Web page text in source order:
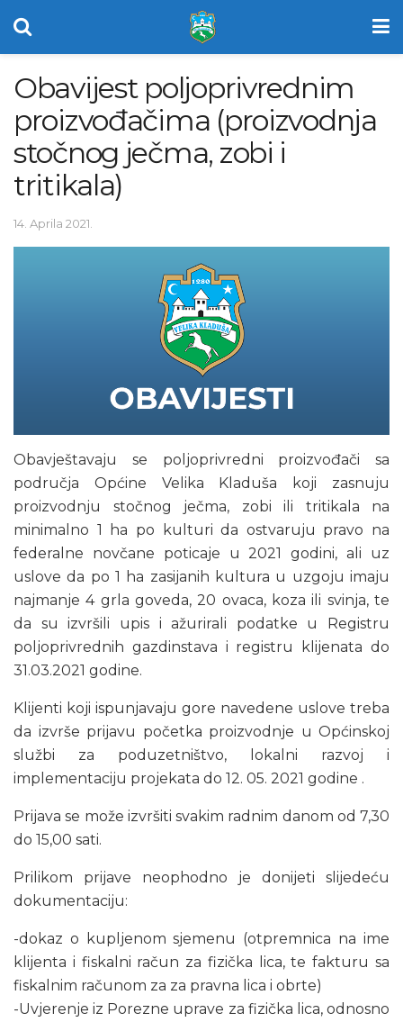
Obavijest poljoprivrednim
proizvođačima (proizvodnja
stočnog ječma, zobi i
tritikala)
14. Aprila 2021.
Obavještavaju se poljoprivredni proizvođači sa
područja Općine Velika Kladuša koji zasnuju
proizvodnju stočnog ječma, zobi ili tritikala na
minimalno 1 ha po kulturi da ostvaruju pravo na
federalne novčane poticaje u 2021 godini, ali uz
uslove da po 1 ha zasijanih kultura u uzgoju imaju
najmanje 4 grla goveda, 20 ovaca, koza ili svinja, te
da su izvršili upis i ažurirali podatke u Registru
poljoprivrednih gazdinstava i registru klijenata do
31.03.2021 godine.
Klijenti koji ispunjavaju gore navedene uslove treba
da izvrše prijavu početka proizvodnje u Općinskoj
službi za poduzetništvo, lokalni razvoj i
implementaciju projekata do 12. 05. 2021 godine .
Prijava se može izvršiti svakim radnim danom od 7,30
do 15,00 sati.
Prilikom prijave neophodno je donijeti slijedeću
dokumentaciju:
-dokaz o kupljenom sjemenu (otpremnica na ime
klijenta i fiskalni račun za fizička lica, te fakturu sa
fiskalnim računom za za pravna lica i obrte)
-Uvjerenje iz Porezne uprave za fizička lica, odnosno